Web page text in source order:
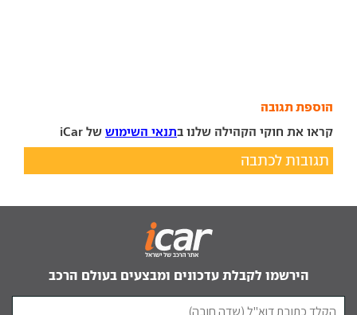
הוספת תגובה
קראו את חוקי הקהילה שלנו בתנאי השימוש של iCar
תגובות לכתבה
הירשמו לקבלת עדכונים ומבצעים בעולם הרכב